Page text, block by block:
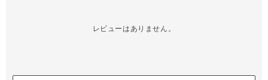
レビューはありません。